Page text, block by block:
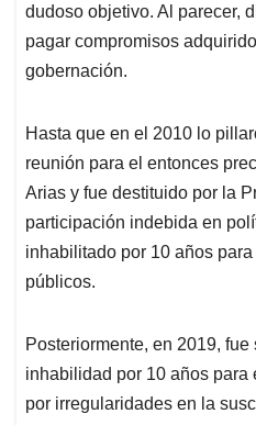
dudoso objetivo. Al parecer,
pagar compromisos
gobernación.
Hasta que en el 2010 lo
reunión para el entonces
Arias y fue destituido por la
participación indebida en
inhabilitado por 10 años
públicos.
Posteriormente, en 2019,
inhabilidad por 10 años para
por irregularidades en la